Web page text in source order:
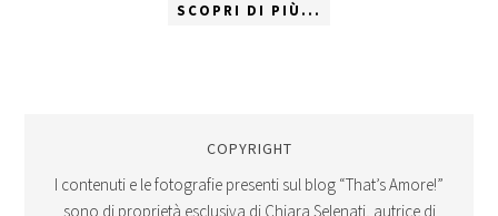
SCOPRI DI PIÙ...
COPYRIGHT
I contenuti e le fotografie presenti sul blog “That’s Amore!”
sono di proprietà esclusiva di Chiara Selenati, autrice di